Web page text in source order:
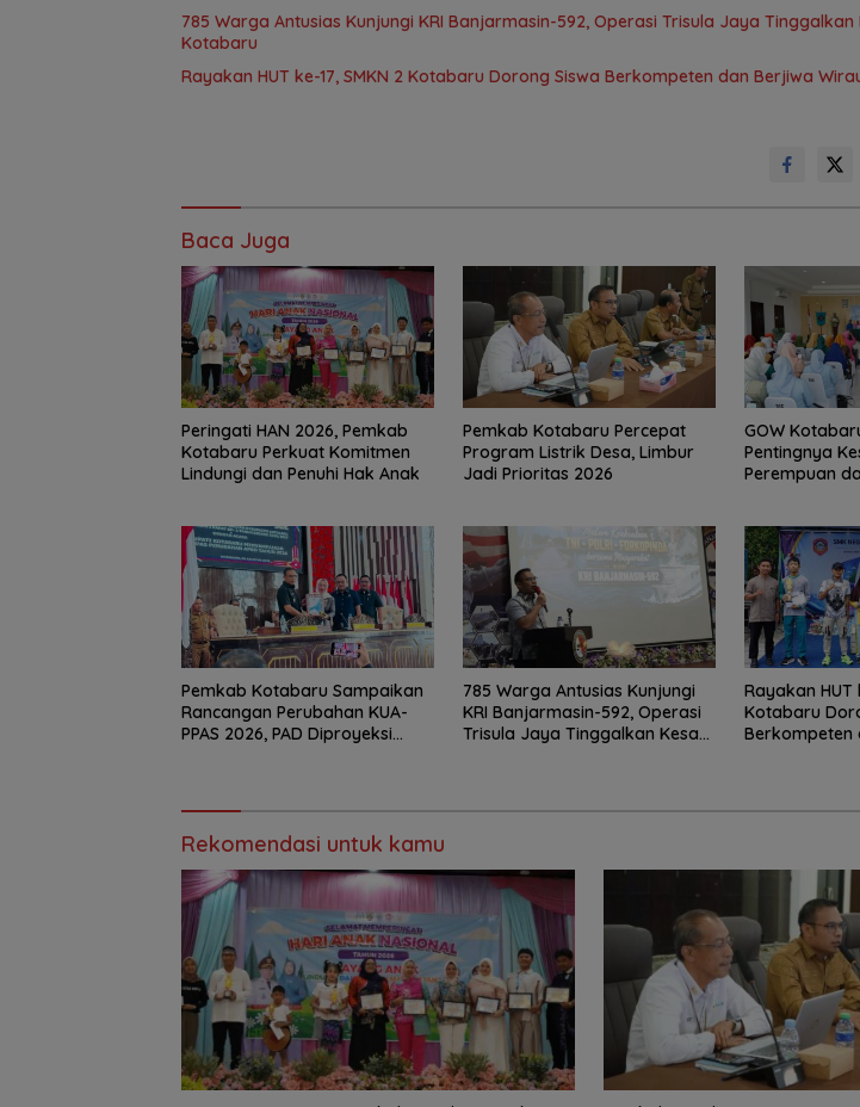
785 Warga Antusias Kunjungi KRI Banjarmasin-592, Operasi Trisula Jaya Tinggalkan
Kotabaru
Rayakan HUT ke-17, SMKN 2 Kotabaru Dorong Siswa Berkompeten dan Berjiwa
Baca Juga
Peringati HAN 2026, Pemkab
Kotabaru Perkuat Komitmen
Lindungi dan Penuhi Hak Anak
Pemkab Kotabaru Percepat
Program Listrik Desa, Limbur
Jadi Prioritas 2026
GOW
Pentingnya
Perempuan
Pemkab Kotabaru Sampaikan
Rancangan Perubahan KUA-
PPAS 2026, PAD Diproyeksi
785 Warga Antusias Kunjungi
KRI Banjarmasin-592, Operasi
Trisula Jaya Tinggalkan Kesan
Rayakan HUT
Kotabaru
Berkompeten
Rekomendasi untuk kamu